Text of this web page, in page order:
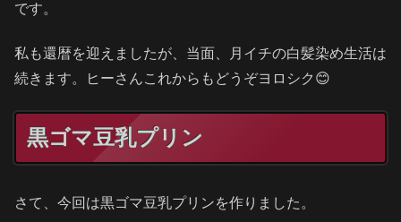
です。
私も還暦を迎えましたが、当面、月イチの白髪染め生活は
続きます。ヒーさんこれからもどうぞヨロシク😊
黒ゴマ豆乳プリン
さて、今回は黒ゴマ豆乳プリンを作りました。